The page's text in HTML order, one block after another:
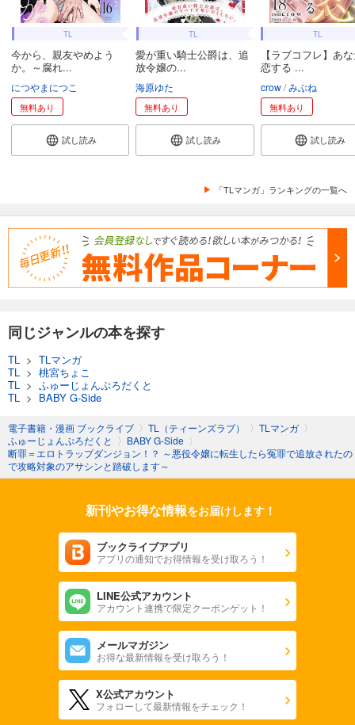
TL
今から、親友やめよう
か。～腐れ...
につやまにつこ
無料あり
試し読み
TL
愛が重い騎士公爵は、追
放令嬢の...
海原ゆた
無料あり
試し読み
TL
【ラブコフレ】あ
恋する ...
crow みぶね
無料あり
試し読み
「TLマンガ」ランキングの一覧へ
同じジャンルの本を探す
TL > TLマンガ
TL > 桃宮ちょこ
TL > ふゅーじょんぷろだくと
TL > BABY G-Side
電子書籍・漫画 ブックライブ 〉 TL（ティーンズラブ） 〉 TLマンガ 〉
ふゅーじょんぷろだくと 〉 BABY G-Side 〉
断罪＝エロトラップダンジョン！？ ～悪役令嬢に転生したら冤罪で追放されたの
で攻略対象のアサシンと踏破します～
新刊やお得な情報をお届けします！
ブックライブアプリ
アプリの通知でお得情報を受け取ろう！
LINE公式アカウント
アカウント連携で限定クーポンゲット！
メールマガジン
お得な最新情報を受け取ろう！
X公式アカウント
フォローして最新情報をチェック！